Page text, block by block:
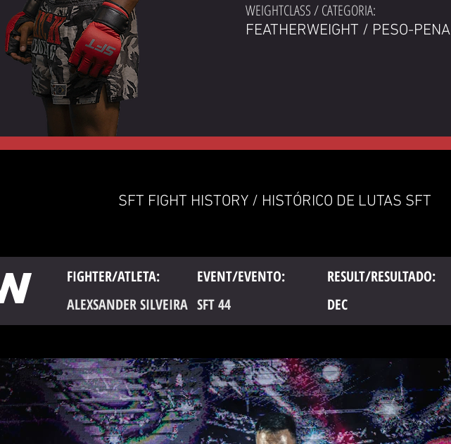
WEIGHTCLASS / CATEGORIA:
FEATHERWEIGHT / PESO-PENA
SFT FIGHT HISTORY / HISTÓRICO DE LUTAS SFT
FIGHTER/ATLETA: EVENT/EVENTO: RESULT/RESULTADO:
ALEXSANDER SILVEIRA SFT 44 DEC